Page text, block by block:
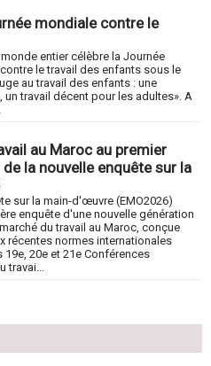
mondiale contre le
entier célèbre la Journée
le travail des enfants sous le
au travail des enfants : une
travail décent pour les adultes». A
au Maroc au premier
la nouvelle enquête sur la
sur la main-d'œuvre (EMO2026)
enquête d'une nouvelle génération
du travail au Maroc, conçue
récentes normes internationales
20e et 21e Conférences
travai...